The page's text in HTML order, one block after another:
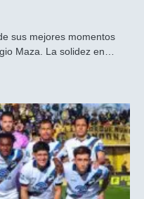
sus mejores momentos
Maza. La solidez en…